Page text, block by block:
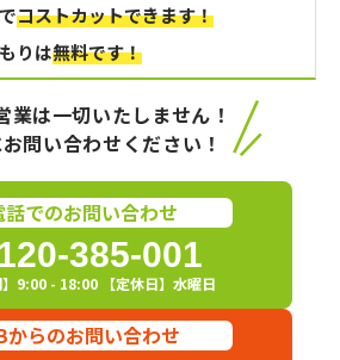
コストカットできます！
りは無料です！
業は一切いたしません！
問い合わせください！
話でのお問い合わせ
385-001
】9:00 - 18:00 【定休日】水曜日
からのお問い合わせ